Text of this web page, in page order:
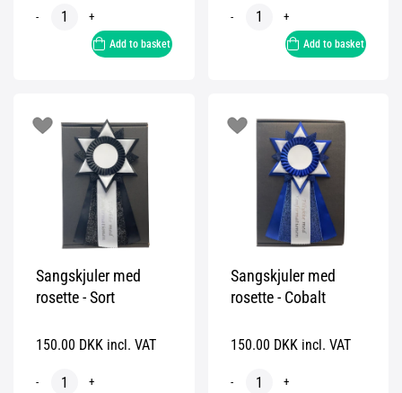
- +
Add to basket
- +
Add to basket
Sangskjuler med
rosette - Sort
150.00 DKK incl. VAT
- +
Sangskjuler med
rosette - Cobalt
150.00 DKK incl. VAT
- +